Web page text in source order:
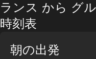
ランス から グ
時刻表
朝の出発